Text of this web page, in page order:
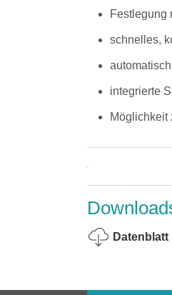
Festlegung
schnelles,
integrierte
Möglichkeit